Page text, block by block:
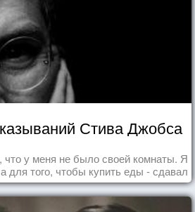
Стива Джобса
что у меня не было своей комнаты. Я
для того, чтобы купить еды - сдавал
из под кока-колы"